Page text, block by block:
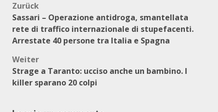
Beitragsnavigation
Zurück
Sassari – Operazione antidroga, smantellata
rete di traffico internazionale di stupefacenti.
Arrestate 40 persone tra Italia e Spagna
Weiter
Strage a Taranto: ucciso anche un bambino. I
killer sparano 20 colpi